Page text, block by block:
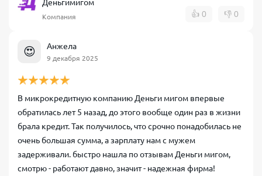
Деньгимигом
Компания 👍 0 👎 0
😍 Анжела
9 декабря 2025
В микрокредитную компанию Деньги мигом впервые
обратилась лет 5 назад, до этого вообще один раз в жизни
брала кредит. Так получилось, что срочно понадобилась не
очень большая сумма, а зарплату нам с мужем
задерживали. быстро нашла по отзывам Деньги мигом,
смотрю - работают давно, значит - надежная фирма!